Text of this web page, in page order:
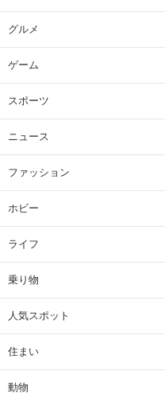
グルメ
ゲーム
スポーツ
ニュース
ファッション
ホビー
ライフ
乗り物
人気スポット
住まい
動物